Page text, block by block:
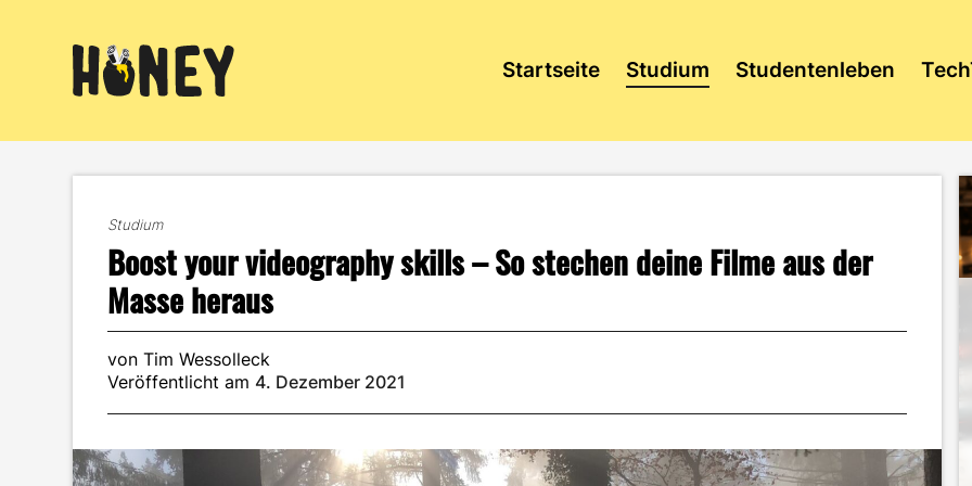
Startseite Studium Studentenleben
Studium
Boost your videography skills – So stechen deine Filme aus der
Masse heraus
von Tim Wessolleck
Veröffentlicht am 4. Dezember 2021